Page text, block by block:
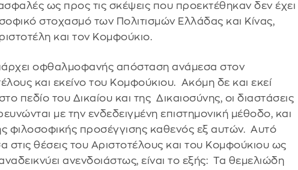
ως προς τις σκέψεις που προεκτέθηκαν δεν έχει
στοχασμό των Πολιτισμών Ελλάδας και Κίνας,
και τον Κομφούκιο.
οφθαλμοφανής απόσταση ανάμεσα στον
και εκείνο του Κομφούκιου. Ακόμη δε και εκεί
πεδίο του Δικαίου και της Δικαιοσύνης, οι διαστάσεις
με την ενδεδειγμένη επιστημονική μέθοδο, και
φιλοσοφικής προσέγγισης καθενός εξ αυτών. Αυτό
θέσεις του Αριστοτέλους και του Κομφούκιου ως
ανενδοιάστως, είναι το εξής: Τα θεμελιώδη